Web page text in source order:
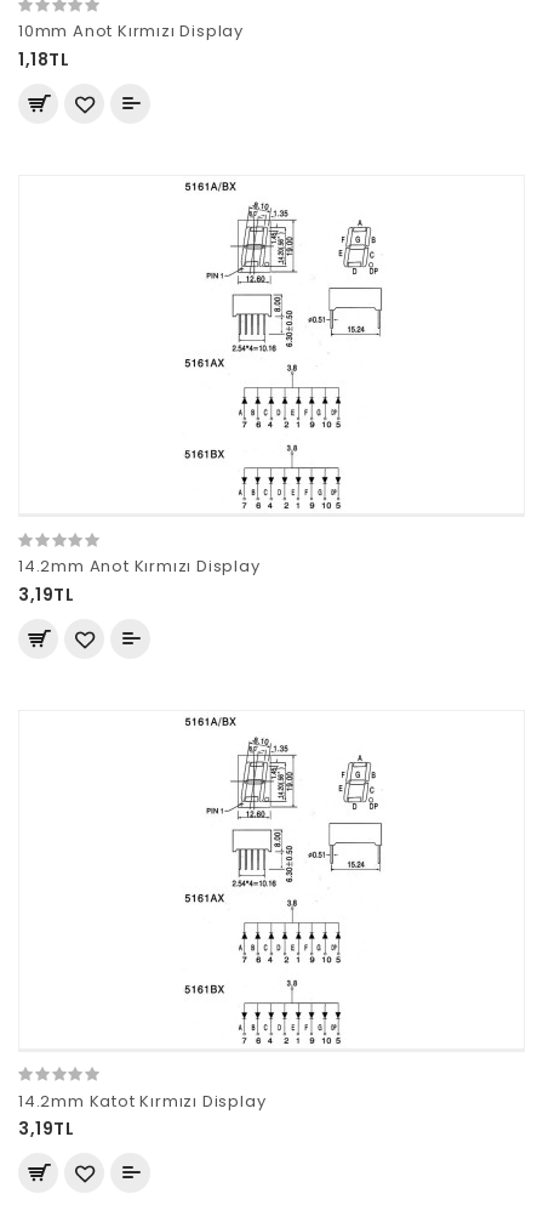
10mm Anot Kırmızı Display
1,18TL
14.2mm Anot Kırmızı Display
3,19TL
14.2mm Katot Kırmızı Display
3,19TL